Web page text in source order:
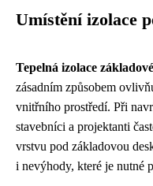
Umístění izolace
Tepelná izolace
zásadním způsobem
vnitřního prostředí. Při
stavebníci a projektanti
vrstvu pod základovou
i nevýhody, které je nutné